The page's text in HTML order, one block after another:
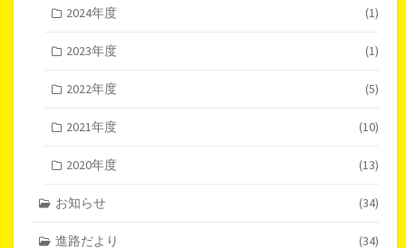
2024年度 (1)
2023年度 (1)
2022年度 (5)
2021年度 (10)
2020年度 (13)
お知らせ (34)
進路だより (34)